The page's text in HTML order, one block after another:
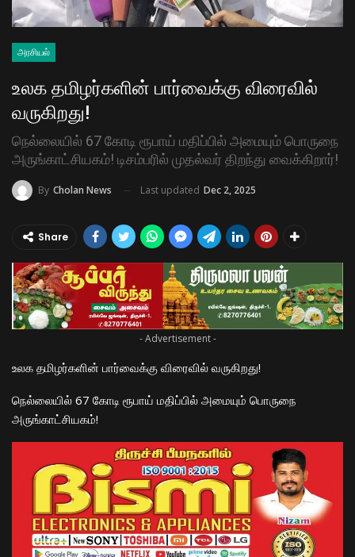
அரசியல்
உலக தமிழர்களின் பார்வைக்கு விரைவில்
வருகிறது!
நெல்லையில் 67 கோடி ரூபாய் மதிப்பில் அமையும் பொருநை
அருங்காட்சியகம்! டிசம்பரில் முதல்வர் திறந்து வைக்கிறார்!
By Cholan News Last updated Dec 2, 2025
Share
- Advertisement -
உலக தமிழர்களின் பார்வைக்கு விரைவில் வருகிறது!
நெல்லையில் 67 கோடி ரூபாய் மதிப்பில் அமையும் பொருநை
அருங்காட்சியகம்!